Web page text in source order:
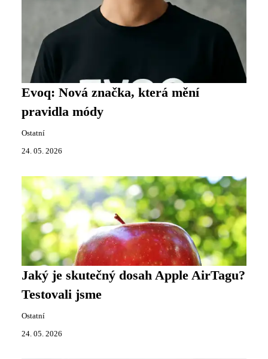
Evoq: Nová značka, která mění
pravidla módy
Ostatní
24. 05. 2026
Jaký je skutečný dosah Apple AirTagu?
Testovali jsme
Ostatní
24. 05. 2026